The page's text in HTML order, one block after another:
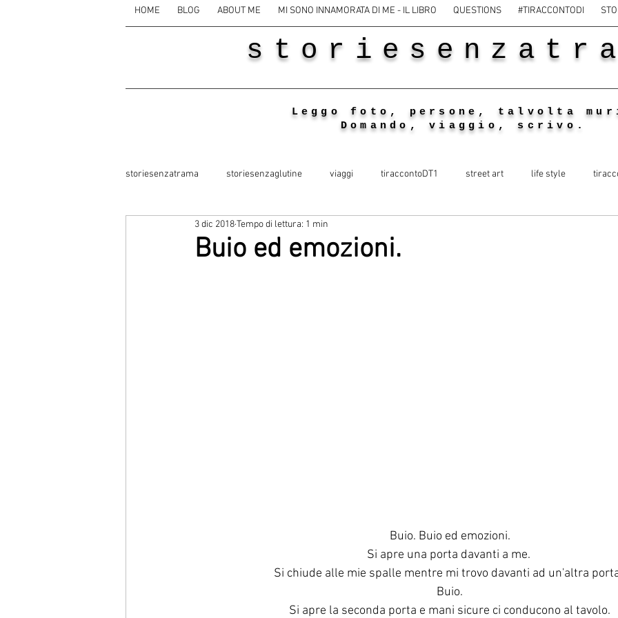
HOME BLOG ABOUT ME MI SONO INNAMORATA DI ME - IL LIBRO QUESTIONS #TIRACCONTODI
Leggo foto, persone, talvolta
Domando, viaggio, scrivo.
storiesenzatrama storiesenzaglutine viaggi tiraccontoDT1 street art life style
Buio ed emozioni.
3 dic 2018Tempo di lettura: 1 min
Buio. Buio ed emozioni.
Si apre una porta davanti a me.
Si chiude alle mie spalle mentre mi trovo davanti ad un'altra
Buio.
Si apre la seconda porta e mani sicure ci conducono al tavolo.